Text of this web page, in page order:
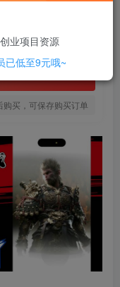
买，可保存购买订单
业项目资源
已低至9元哦~